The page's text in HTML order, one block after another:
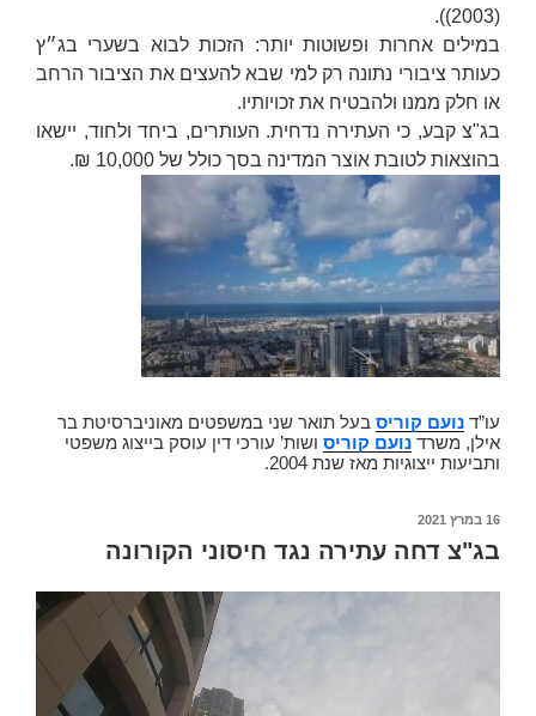
(2003)).
במילים אחרות ופשוטות יותר: הזכות לבוא בשערי בג״ץ
כעותר ציבורי נתונה רק למי שבא להעצים את הציבור הרחב
או חלק ממנו ולהבטיח את זכויותיו.
בג"צ קבע, כי העתירה נדחית. העותרים, ביחד ולחוד, יישאו
בהוצאות לטובת אוצר המדינה בסך כולל של 10,000 ₪.
עו”ד נועם קוריס בעל תואר שני במשפטים מאוניברסיטת בר
אילן, משרד נועם קוריס ושות’ עורכי דין עוסק בייצוג משפטי
ותביעות ייצוגיות מאז שנת 2004.
פורסם
16 במרץ 2021
בג"צ דחה עתירה נגד חיסוני הקורונה